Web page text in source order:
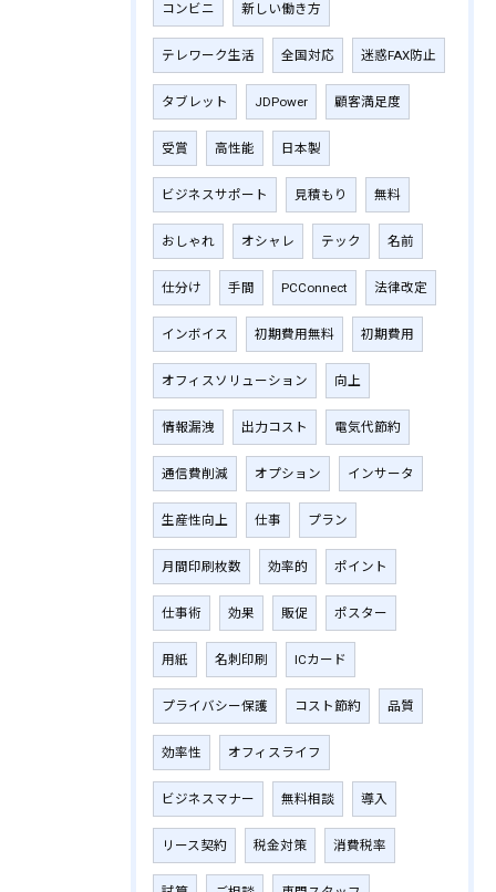
コンビニ 新しい働き方
テレワーク生活 全国対応 迷惑FAX防止
タブレット JDPower 顧客満足度
受賞 高性能 日本製
ビジネスサポート 見積もり 無料
おしゃれ オシャレ テック 名前
仕分け 手間 PCConnect 法律改定
インボイス 初期費用無料 初期費用
オフィスソリューション 向上
情報漏洩 出力コスト 電気代節約
通信費削減 オプション インサータ
生産性向上 仕事 プラン
月間印刷枚数 効率的 ポイント
仕事術 効果 販促 ポスター
用紙 名刺印刷 ICカード
プライバシー保護 コスト節約 品質
効率性 オフィスライフ
ビジネスマナー 無料相談 導入
リース契約 税金対策 消費税率